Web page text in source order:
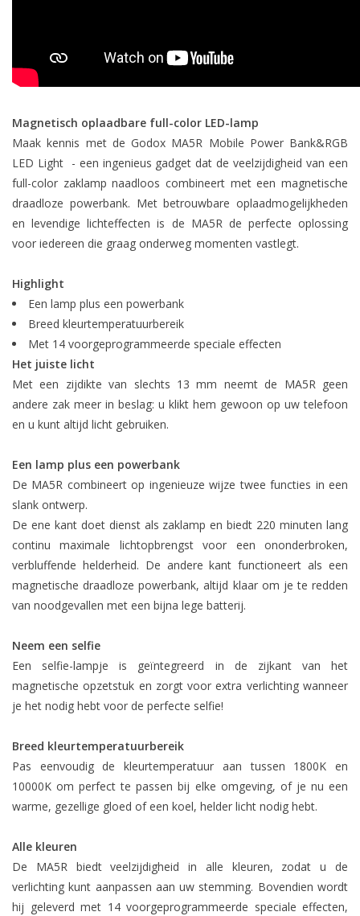
Magnetisch oplaadbare full-color LED-lamp
Maak kennis met de Godox MA5R Mobile Power Bank&RGB
LED Light - een ingenieus gadget dat de veelzijdigheid van een
full-color zaklamp naadloos combineert met een magnetische
draadloze powerbank. Met betrouwbare oplaadmogelijkheden
en levendige lichteffecten is de MA5R de perfecte oplossing
voor iedereen die graag onderweg momenten vastlegt.
Highlight
Een lamp plus een powerbank
Breed kleurtemperatuurbereik
Met 14 voorgeprogrammeerde speciale effecten
Het juiste licht
Met een zijdikte van slechts 13 mm neemt de MA5R geen
andere zak meer in beslag: u klikt hem gewoon op uw telefoon
en u kunt altijd licht gebruiken.
Een lamp plus een powerbank
De MA5R combineert op ingenieuze wijze twee functies in een
slank ontwerp.
De ene kant doet dienst als zaklamp en biedt 220 minuten lang
continu maximale lichtopbrengst voor een ononderbroken,
verbluffende helderheid. De andere kant functioneert als een
magnetische draadloze powerbank, altijd klaar om je te redden
van noodgevallen met een bijna lege batterij.
Neem een selfie
Een selfie-lampje is geïntegreerd in de zijkant van het
magnetische opzetstuk en zorgt voor extra verlichting wanneer
je het nodig hebt voor de perfecte selfie!
Breed kleurtemperatuurbereik
Pas eenvoudig de kleurtemperatuur aan tussen 1800K en
10000K om perfect te passen bij elke omgeving, of je nu een
warme, gezellige gloed of een koel, helder licht nodig hebt.
Alle kleuren
De MA5R biedt veelzijdigheid in alle kleuren, zodat u de
verlichting kunt aanpassen aan uw stemming. Bovendien wordt
hij geleverd met 14 voorgeprogrammeerde speciale effecten,